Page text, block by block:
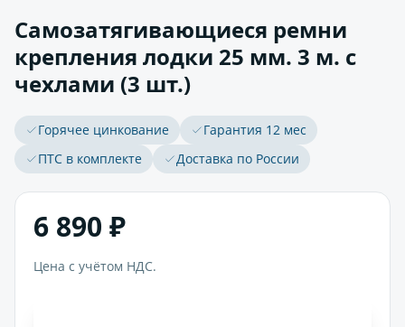
Самозатягивающиеся ремни
крепления лодки 25 мм. 3 м. с
чехлами (3 шт.)
Горячее цинкование
Гарантия 12 мес
ПТС в комплекте
Доставка по России
6 890 ₽
Цена с учётом НДС.